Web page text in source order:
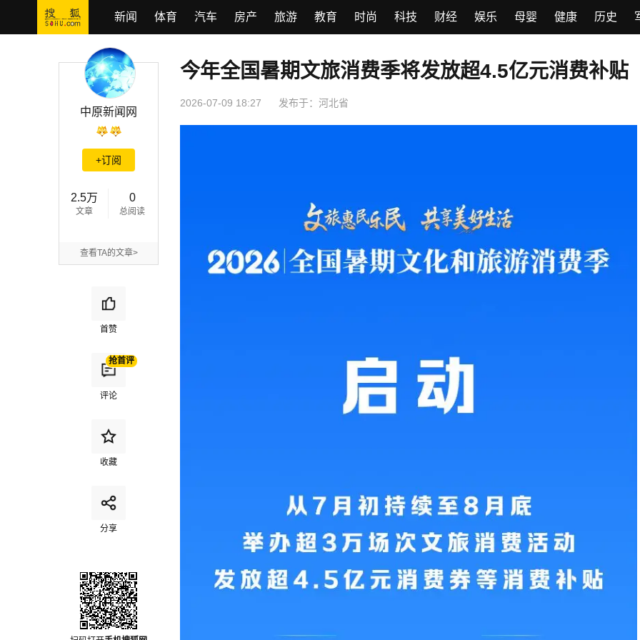
新闻 体育 汽车 房产 旅游 教育 时尚 科技 财经 娱乐 母婴 健康 历史
今年全国暑期文旅消费季将发放超4.5亿元消费补贴
中原新闻网
+订阅
2.5万
文章
0
总阅读
查看TA的文章>
首赞
抢首评
评论
收藏
分享
今年全国暑期文旅消费季将发放超4.5亿元消费补贴
2026-07-09 18:27 发布于： 河北省